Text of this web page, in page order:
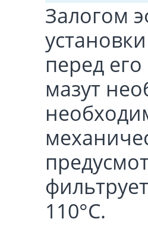
Залогом
перед
мазут
110°С.